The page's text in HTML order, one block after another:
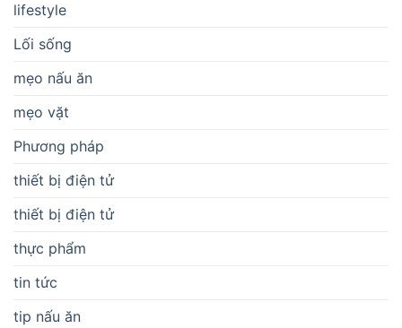
lifestyle
Lối sống
mẹo nấu ăn
mẹo vặt
Phương pháp
thiết bị điện tử
thiết bị điện tử
thực phẩm
tin tức
tip nấu ăn